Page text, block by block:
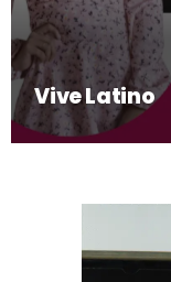
Vive Latino